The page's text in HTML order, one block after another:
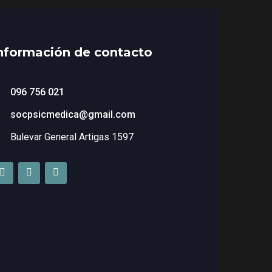
de contacto
096 756 021
socpsicmedica@gmail.com
Bulevar General Artigas 1597